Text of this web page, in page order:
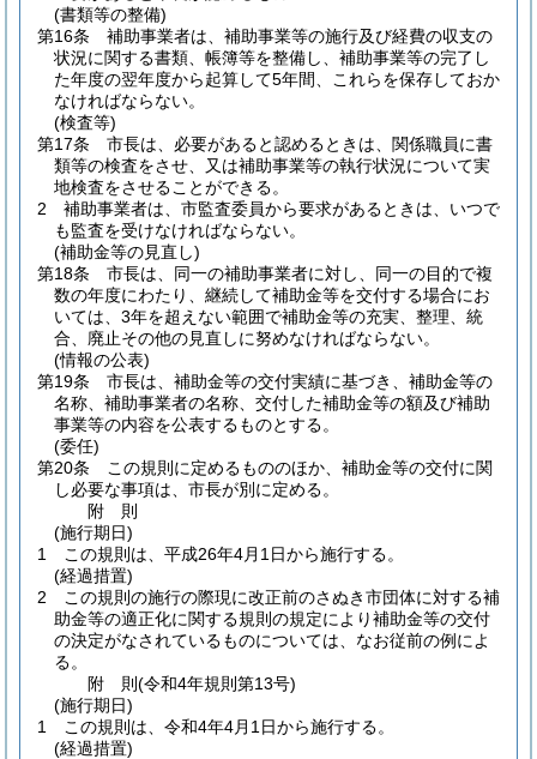
(書類等の整備)
第16条
補助事業者は、補助事業等の施行及び経費の収支の
状況に関する書類、帳簿等を整備し、補助事業等の完了し
た年度の翌年度から起算して5年間、これらを保存しておか
なければならない。
(検査等)
第17条
市長は、必要があると認めるときは、関係職員に書
類等の検査をさせ、又は補助事業等の執行状況について実
地検査をさせることができる。
2
補助事業者は、市監査委員から要求があるときは、いつで
も監査を受けなければならない。
(補助金等の見直し)
第18条
市長は、同一の補助事業者に対し、同一の目的で複
数の年度にわたり、継続して補助金等を交付する場合にお
いては、3年を超えない範囲で補助金等の充実、整理、統
合、廃止その他の見直しに努めなければならない。
(情報の公表)
第19条
市長は、補助金等の交付実績に基づき、補助金等の
名称、補助事業者の名称、交付した補助金等の額及び補助
事業等の内容を公表するものとする。
(委任)
第20条
この規則に定めるもののほか、補助金等の交付に関
し必要な事項は、市長が別に定める。
附 則
(施行期日)
1
この規則は、平成26年4月1日から施行する。
(経過措置)
2
この規則の施行の際現に改正前のさぬき市団体に対する補
助金等の適正化に関する規則の規定により補助金等の交付
の決定がなされているものについては、なお従前の例によ
る。
附 則(令和4年規則第13号)
(施行期日)
1
この規則は、令和4年4月1日から施行する。
(経過措置)